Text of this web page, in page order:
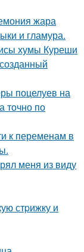
жара
и гламура.
хумы Куреши
поцелуев на
точно по
к переменам в
меня из виду
стpижку и